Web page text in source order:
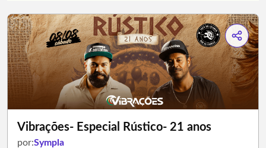
Vibrações- Especial Rústico- 21 anos
por:Sympla